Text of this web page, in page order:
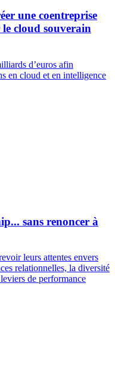
une coentreprise
cloud souverain
d’euros afin
en cloud et en intelligence
sans renoncer à
leurs attentes envers
relationnelles, la diversité
de performance